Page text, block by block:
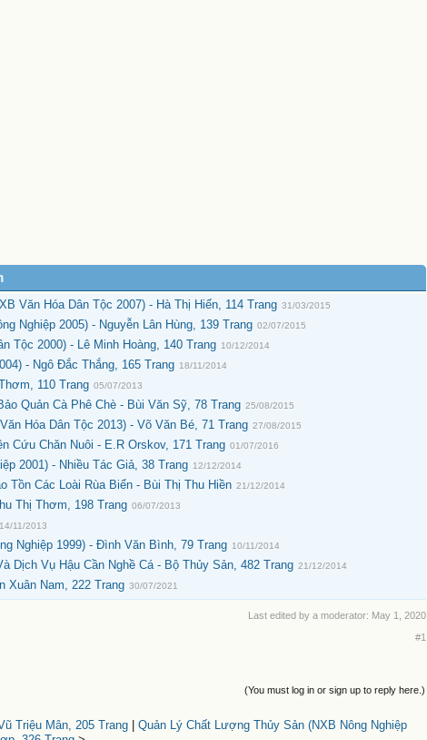
Văn Hóa Dân Tộc 2007) - Hà Thị Hiến, 114 Trang 31/03/2015
Nghiệp 2005) - Nguyễn Lân Hùng, 139 Trang 02/07/2015
Tộc 2000) - Lê Minh Hoàng, 140 Trang 10/12/2014
- Ngô Đắc Thắng, 165 Trang 18/11/2014
110 Trang 05/07/2013
Quản Cà Phê Chè - Bùi Văn Sỹ, 78 Trang 25/08/2015
Hóa Dân Tộc 2013) - Võ Văn Bé, 71 Trang 27/08/2015
Cứu Chăn Nuôi - E.R Orskov, 171 Trang 01/07/2016
2001) - Nhiều Tác Giả, 38 Trang 12/12/2014
Tồn Các Loài Rùa Biển - Bùi Thị Thu Hiền 21/12/2014
Thị Thơm, 198 Trang 06/07/2013
14/11/2013
Nghiệp 1999) - Đình Văn Bình, 79 Trang 10/11/2014
Dịch Vụ Hậu Cần Nghề Cá - Bộ Thủy Sản, 482 Trang 21/12/2014
Xuân Nam, 222 Trang 30/07/2021
Last edited by a moderator: May 1, 2020
#1
(You must log in or sign up to reply here.)
Triệu Mân, 205 Trang
Quản Lý Chất Lượng Thủy Sản (NXB Nông Nghiệp